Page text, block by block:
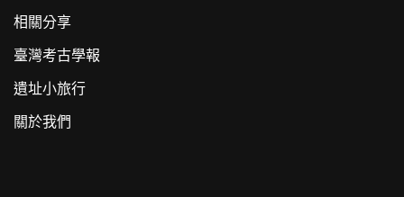
相關分享
臺灣考古學報
遺址小旅行
關於我們